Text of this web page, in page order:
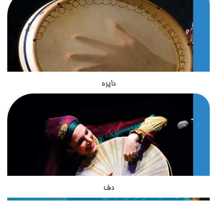
علاقه مند تدریس می شود.در ساخت ساز تار از چوب، پوست،
استخوان، زه ( روده تابیده چهارپایان) و فلزاستفاده می شود و طول
کلی آن حدود ۹۵ سانتی متر است. در گذشته تار ایرانی پنج سیم (یا
پنج تار) داشت. غلامحسین درویش یا درویش خان سیم ششمی به
آن افزود که همچنان به کار می‌رود. از بهترین نوازنده های تار در عصر
امروز ما استاد حسین علیزاده هستند. استاد مظاهری مدرس ساز تار
در آموزشگاه موسیقی تاج بخش هستند.استاد مظاهری تحصیلات
خود را در زمینه موسیقی گذرانده اند و با بیش از 18 سال سابقه
حساب می آیند.استاد مظاهری از شاگردان آقای ظریف بوده واز
بهترین شاگردان ایشان محسوب می شوند. استاد شاکری از دیگر
اساتید آموزشگاه موسیقی تاج بخش برای تدریس ساز تار و سه تار
به هنرجویان هستند. ساز تخصصی ایشان تار و سه تار است و
تحصیلات خود را در زمینه موسیقی ایرانی،آموزش موسیقی به
کودکان و گرافیک دنبال نموده اند.
ساز دایره یکی از ساز های کوبه ای اصیل ایرانی است که در
آموزشگاه موسیقی تاج بخش تدریس می شود.این ساز بسیار شبیه
شود با دف تفاوت هایی دارد.دایره از دف کوچکتر است و تعداد زنجیر
هایی که به آن وصل شده است از دف بسیار کمتر است. نواختن ساز
دایره در کشورهای آسیایی نظیر ایران, افغانستان , تاجیکستان و ...
دایره
ساز دف یکی از ساز های کوبه ای در موسیقی ایرانی است که از
دف